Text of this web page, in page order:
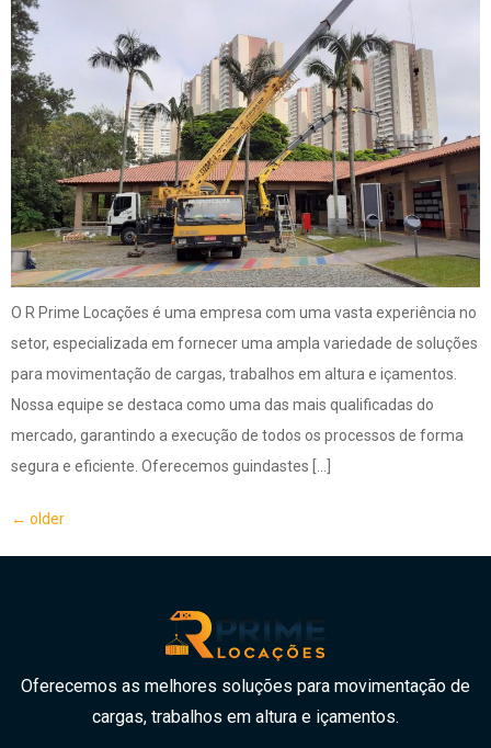
O R Prime Locações é uma empresa com uma vasta experiência no
setor, especializada em fornecer uma ampla variedade de soluções
para movimentação de cargas, trabalhos em altura e içamentos.
Nossa equipe se destaca como uma das mais qualificadas do
mercado, garantindo a execução de todos os processos de forma
segura e eficiente. Oferecemos guindastes […]
← older
Oferecemos as melhores soluções para movimentação de
cargas, trabalhos em altura e içamentos.